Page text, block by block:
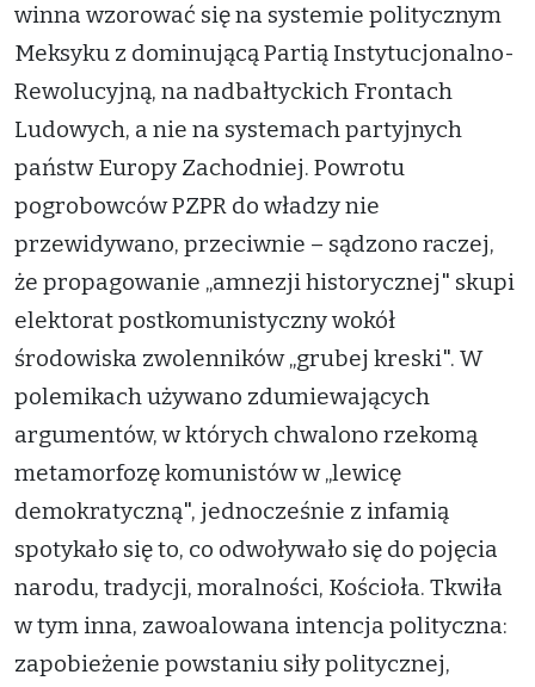
winna wzorować się na systemie politycznym
Meksyku z dominującą Partią Instytucjonalno-
Rewolucyjną, na nadbałtyckich Frontach
Ludowych, a nie na systemach partyjnych
państw Europy Zachodniej. Powrotu
pogrobowców PZPR do władzy nie
przewidywano, przeciwnie – sądzono raczej,
że propagowanie „amnezji historycznej" skupi
elektorat postkomunistyczny wokół
środowiska zwolenników „grubej kreski". W
polemikach używano zdumiewających
argumentów, w których chwalono rzekomą
metamorfozę komunistów w „lewicę
demokratyczną", jednocześnie z infamią
spotykało się to, co odwoływało się do pojęcia
narodu, tradycji, moralności, Kościoła. Tkwiła
w tym inna, zawoalowana intencja polityczna:
zapobieżenie powstaniu siły politycznej,